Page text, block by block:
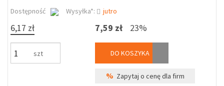
Dostępność
Wysyłka*: jutro
6,17 zł
szt
7,59 zł 23%
DO KOSZYKA
% Zapytaj o cenę dla firm